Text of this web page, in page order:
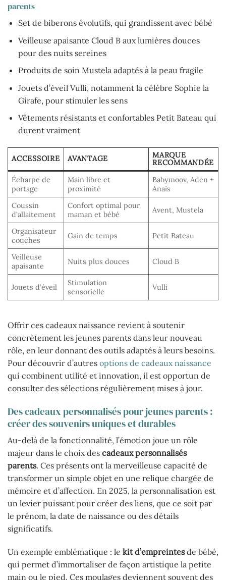
parents
Set de biberons évolutifs, qui grandissent avec bébé
Veilleuse apaisante Cloud B aux lumières douces
pour des nuits sereines
Produits de soin Mustela adaptés à la peau fragile
Jouets d’éveil Vulli, notamment la célèbre Sophie la
Girafe, pour stimuler les sens
Vêtements résistants et confortables Petit Bateau qui
durent vraiment
ACCESSOIRE AVANTAGE
MARQUE
RECOMMANDÉE
Écharpe de
portage
Main libre et
proximité
Babymoov, Aden +
Anais
Coussin
d’allaitement
Confort optimal pour
maman et bébé
Avent, Mustela
Organisateur
couches
Gain de temps Petit Bateau
Veilleuse
apaisante
Nuits plus douces Cloud B
Jouets d’éveil
Stimulation
sensorielle
Vulli
Offrir ces cadeaux naissance revient à soutenir
concrètement les jeunes parents dans leur nouveau
rôle, en leur donnant des outils adaptés à leurs besoins.
Pour découvrir d’autres options de cadeaux naissance
qui combinent utilité et innovation, il est opportun de
consulter des sélections régulièrement mises à jour.
Des cadeaux personnalisés pour jeunes parents :
créer des souvenirs uniques et durables
Au-delà de la fonctionnalité, l’émotion joue un rôle
majeur dans le choix des cadeaux personnalisés
parents. Ces présents ont la merveilleuse capacité de
transformer un simple objet en une relique chargée de
mémoire et d’affection. En 2025, la personnalisation est
un levier puissant pour créer des liens, que ce soit par
le prénom, la date de naissance ou des détails
significatifs.
Un exemple emblématique : le kit d’empreintesde bébé,
qui permet d’immortaliser de façon artistique la petite
main ou le pied. Ces moulages deviennent souvent des